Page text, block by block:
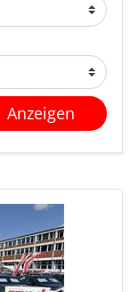
Anzeigen